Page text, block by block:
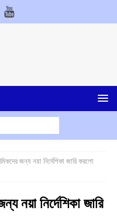
জন্য নয়া নির্দেশিকা জারি করলো
নয়া নির্দেশিকা জারি